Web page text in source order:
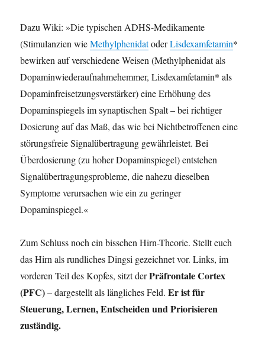
Dazu Wiki: »Die typischen ADHS-Medikamente
(Stimulanzien wieMethylphenidatoderLisdexamfetamin*
bewirken auf verschiedene Weisen (Methylphenidat als
Dopaminwiederaufnahmehemmer, Lisdexamfetamin* als
Dopaminfreisetzungsverstärker) eine Erhöhung des
Dopaminspiegels im synaptischen Spalt – bei richtiger
Dosierung auf das Maß, das wie bei Nichtbetroffenen eine
störungsfreie Signalübertragung gewährleistet. Bei
Überdosierung (zu hoher Dopaminspiegel) entstehen
Signalübertragungsprobleme, die nahezu dieselben
Symptome verursachen wie ein zu geringer
Dopaminspiegel.«
Zum Schluss noch ein bisschen Hirn-Theorie. Stellt euch
das Hirn als rundliches Dingsi gezeichnet vor. Links, im
vorderen Teil des Kopfes, sitzt derPräfrontale Cortex
(PFC)– dargestellt als längliches Feld.Er ist für
Steuerung, Lernen, Entscheiden und Priorisieren
zuständig.